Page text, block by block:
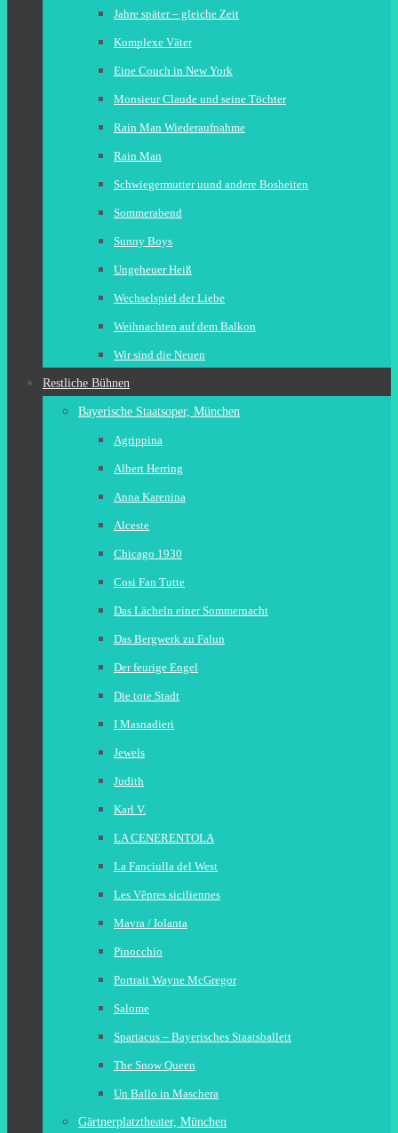
Jahre später – gleiche Zeit
Komplexe Väter
Eine Couch in New York
Monsieur Claude und seine Töchter
Rain Man Wiederaufnahme
Rain Man
Schwiegermutter uund andere Bosheiten
Sommerabend
Sunny Boys
Ungeheuer Heiß
Wechselspiel der Liebe
Weihnachten auf dem Balkon
Wir sind die Neuen
Restliche Bühnen
Bayerische Staatsoper, München
Agrippina
Albert Herring
Anna Karenina
Alceste
Chicago 1930
Cosi Fan Tutte
Das Lächeln einer Sommernacht
Das Bergwerk zu Falun
Der feurige Engel
Die tote Stadt
I Masnadieri
Jewels
Judith
Karl V.
LA CENERENTOLA
La Fanciulla del West
Les Vêpres siciliennes
Mavra / Iolanta
Pinocchio
Portrait Wayne McGregor
Salome
Spartacus – Bayerisches Staatsballett
The Snow Queen
Un Ballo in Maschera
Gärtnerplatztheater, München